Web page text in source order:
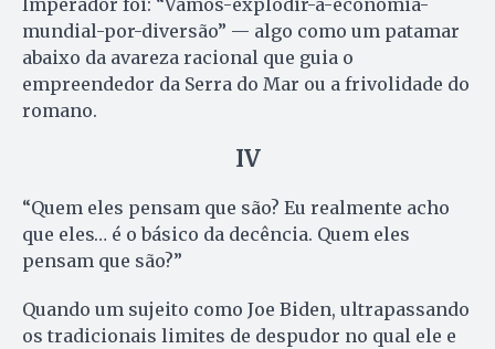
mundial-por-diversão” — algo como um patamar
abaixo da avareza racional que guia o
empreendedor da Serra do Mar ou a frivolidade do
romano.
IV
“Quem eles pensam que são? Eu realmente acho
que eles… é o básico da decência. Quem eles
pensam que são?”
Quando um sujeito como Joe Biden, ultrapassando
os tradicionais limites de despudor no qual ele e